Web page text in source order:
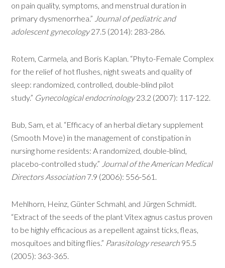
on pain quality, symptoms, and menstrual duration in
primary dysmenorrhea.” Journal of pediatric and
adolescent gynecology27.5 (2014): 283-286.
Rotem, Carmela, and Boris Kaplan. “Phyto-Female Complex
for the relief of hot flushes, night sweats and quality of
sleep: randomized, controlled, double-blind pilot
study.” Gynecological endocrinology23.2 (2007): 117-122.
Bub, Sam, et al. “Efficacy of an herbal dietary supplement
(Smooth Move) in the management of constipation in
nursing home residents: A randomized, double-blind,
placebo-controlled study.” Journal of the American Medical
Directors Association 7.9 (2006): 556-561.
Mehlhorn, Heinz, Günter Schmahl, and Jürgen Schmidt.
“Extract of the seeds of the plant Vitex agnus castus proven
to be highly efficacious as a repellent against ticks, fleas,
mosquitoes and biting flies.” Parasitology research 95.5
(2005): 363-365.